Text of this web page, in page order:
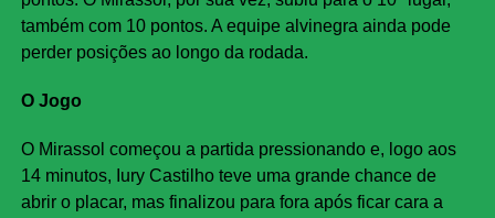
também com 10 pontos. A equipe alvinegra ainda pode
perder posições ao longo da rodada.
O Jogo
O Mirassol começou a partida pressionando e, logo aos
14 minutos, Iury Castilho teve uma grande chance de
abrir o placar, mas finalizou para fora após ficar cara a